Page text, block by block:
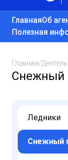
ГлавнаяОб
Полезная
Главная/
Снежный
Ледники
Снежный